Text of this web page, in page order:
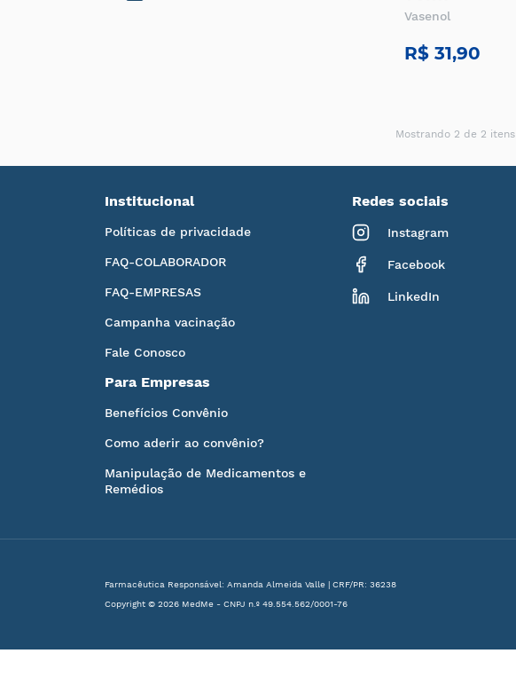
Vasenol
R$ 31,90
Mostrando 2 de 2 itens
Institucional
Políticas de privacidade
FAQ-COLABORADOR
FAQ-EMPRESAS
Campanha vacinação
Fale Conosco
Para Empresas
Benefícios Convênio
Como aderir ao convênio?
Manipulação de Medicamentos e
Remédios
Redes sociais
Instagram
Facebook
LinkedIn
Farmacêutica Responsável: Amanda Almeida Valle | CRF/PR: 36238
Copyright © 2026 MedMe - CNPJ n.º 49.554.562/0001-76